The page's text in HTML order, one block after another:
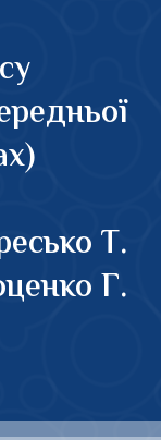
Т.
Г.